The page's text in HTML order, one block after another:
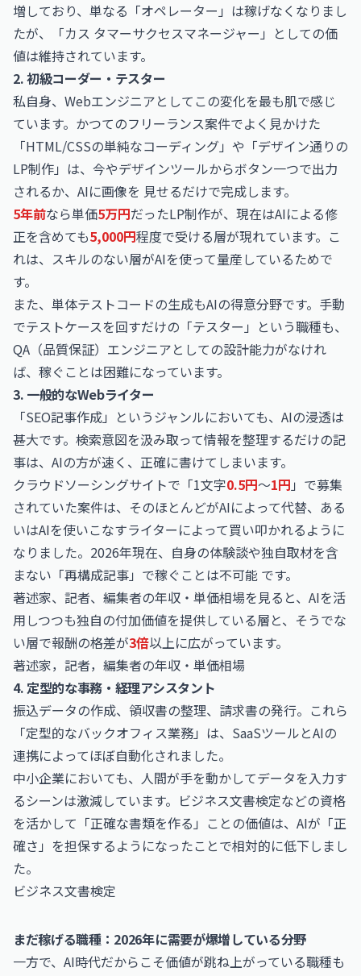
増しており、単なる「オペレーター」は稼げなくなりまし
たが、「カス タマーサクセスマネージャー」としての価
値は維持されています。
2. 初級コーダー・テスター
私自身、Webエンジニアとしてこの変化を最も肌で感じ
ています。かつてのフリーランス案件でよく見かけた
「HTML/CSSの単純なコーディング」や「デザイン通りの
LP制作」は、今やデザインツールからボタン一つで出力
されるか、AIに画像を 見せるだけで完成します。
5年前なら単価5万円だったLP制作が、現在はAIによる修
正を含めても5,000円程度で受ける層が現れています。こ
れは、スキルのない層がAIを使って量産しているためで
す。
また、単体テストコードの生成もAIの得意分野です。手動
でテストケースを回すだけの「テスター」という職種も、
QA（品質保証）エンジニアとしての設計能力がなけれ
ば、稼ぐことは困難になっています。
3. 一般的なWebライター
「SEO記事作成」というジャンルにおいても、AIの浸透は
甚大です。検索意図を汲み取って情報を整理するだけの記
事は、AIの方が速く、正確に書けてしまいます。
クラウドソーシングサイトで「1文字0.5円〜1円 」で募集
されていた案件は、そのほとんどがAIによって代替、ある
いはAIを使いこなすライターによって買い叩かれるように
なりました。2026年現在、自身の体験談や独自取材を含
まない「再構成記事」で稼ぐことは不可能 です。
著述家、記者、編集者の年収・単価相場を見ると、AIを活
用しつつも独自の付加価値を提供している層と、そうでな
い層で報酬の格差が3倍以上に広がっています。
著述家，記者，編集者の年収・単価相場
4. 定型的な事務・経理アシスタント
振込データの作成、領収書の整理、請求書の発行。これら
「定型的なバックオフィス業務」は、SaaSツールとAIの
連携によってほぼ自動化されました。
中小企業においても、人間が手を動かしてデータを入力す
るシーンは激減しています。ビジネス文書検定などの資格
を活かして「正確な書類を作る」ことの価値は、AIが「正
確さ」を担保するようになったことで相対的に低下しまし
た。
ビジネス文書検定
まだ稼げる職種：2026年に需要が爆増している分野
一方で、AI時代だからこそ価値が跳ね上がっている職種も